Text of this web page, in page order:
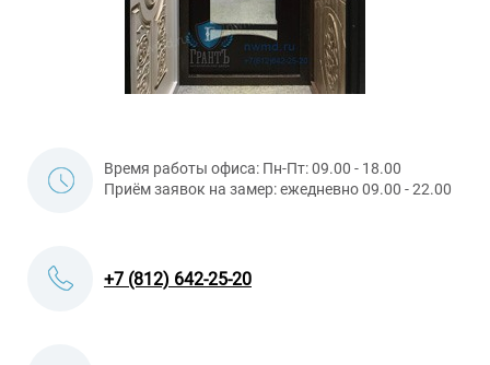
Время работы офиса: Пн-Пт: 09.00 - 18.00
Приём заявок на замер: ежедневно 09.00 - 22.00
+7 (812) 642-25-20